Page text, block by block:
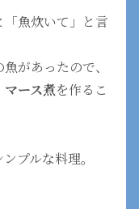
魚炊いて」と言
があったので、
ース煮を作るこ
プルな料理。